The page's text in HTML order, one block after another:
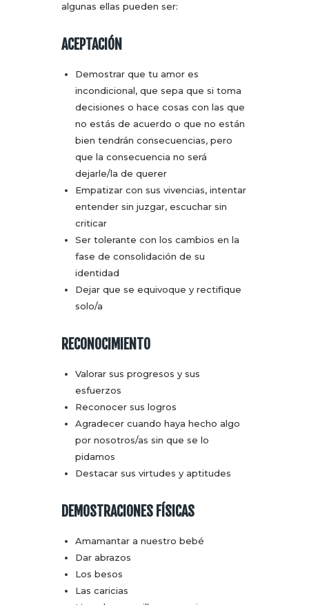
algunas ellas pueden ser:
ACEPTACIÓN
Demostrar que tu amor es
incondicional, que sepa que si toma
decisiones o hace cosas con las que
no estás de acuerdo o que no están
bien tendrán consecuencias, pero
que la consecuencia no será
dejarle/la de querer
Empatizar con sus vivencias, intentar
entender sin juzgar, escuchar sin
criticar
Ser tolerante con los cambios en la
fase de consolidación de su
identidad
Dejar que se equivoque y rectifique
solo/a
RECONOCIMIENTO
Valorar sus progresos y sus
esfuerzos
Reconocer sus logros
Agradecer cuando haya hecho algo
por nosotros/as sin que se lo
pidamos
Destacar sus virtudes y aptitudes
DEMOSTRACIONES FÍSICAS
Amamantar a nuestro bebé
Dar abrazos
Los besos
Las caricias